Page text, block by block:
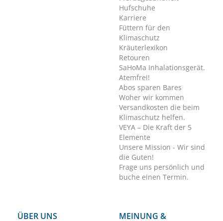
Hufschuhe
Karriere
Füttern für den
Klimaschutz
Kräuterlexikon
Retouren
SaHoMa Inhalationsgerät.
Atemfrei!
Abos sparen Bares
Woher wir kommen
Versandkosten die beim
Klimaschutz helfen.
VEYA – Die Kraft der 5
Elemente
Unsere Mission - Wir sind
die Guten!
Frage uns persönlich und
buche einen Termin.
ÜBER UNS MEINUNG &